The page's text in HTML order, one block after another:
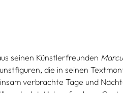
seinen Künstlerfreunden
die in seinen
verbrachte Tage und